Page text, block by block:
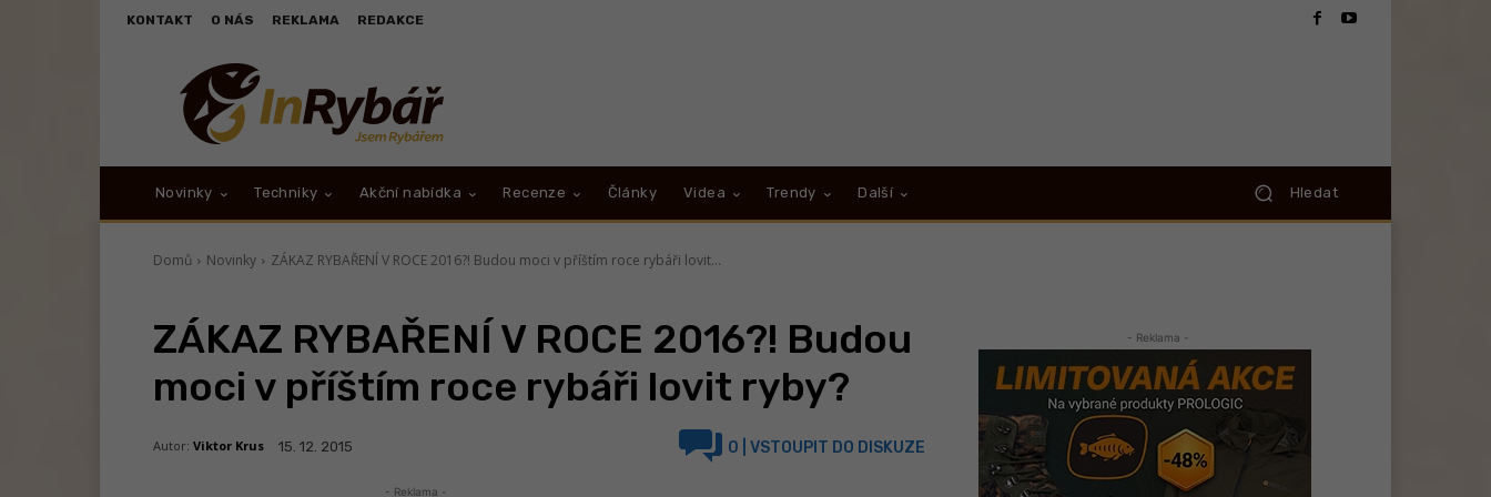
KONTAKT O NÁS REKLAMA REDAKCE
Novinky Techniky Akční nabídka Recenze Články Videa Trendy Další Hledat
Domů Novinky ZÁKAZ RYBAŘENÍ V ROCE 2016?! Budou moci v příštím roce rybáři lovit...
ZÁKAZ RYBAŘENÍ V ROCE 2016?! Budou
moci v příštím roce rybáři lovit ryby?
Autor: Viktor Krus 15. 12. 2015 0 | VSTOUPIT DO DISKUZE
- Reklama -
- Reklama -